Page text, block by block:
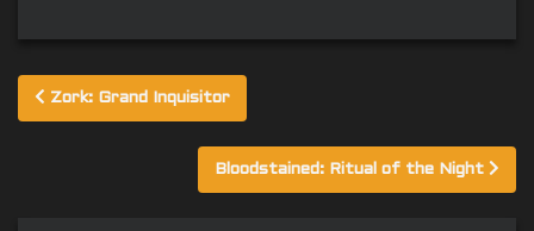
Yazı
gezinmesi
Zork: Grand Inquisitor
Bloodstained: Ritual of the Night